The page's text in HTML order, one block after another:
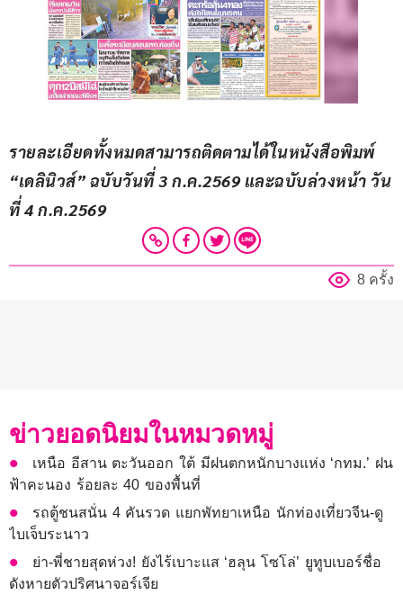
รายละเอียดทั้งหมดสามารถติดตามได้ในหนังสือพิมพ์
“เดลินิวส์” ฉบับวันที่ 3 ก.ค.2569 และฉบับล่วงหน้า วัน
ที่ 4 ก.ค.2569
8 ครั้ง
ข่าวยอดนิยมในหมวดหมู่
เหนือ อีสาน ตะวันออก ใต้ มีฝนตกหนักบางแห่ง ‘กทม.’ ฝน
ฟ้าคะนอง ร้อยละ 40 ของพื้นที่
รถตู้ชนสนั่น 4 คันรวด แยกพัทยาเหนือ นักท่องเที่ยวจีน-ดู
ไบเจ็บระนาว
ย่า-พี่ชายสุดห่วง! ยังไร้เบาะแส ‘ฮลุน โซโล่’ ยูทูบเบอร์ชื่อ
ดังหายตัวปริศนาจอร์เจีย